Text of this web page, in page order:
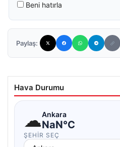
Beni hatırla
Paylaş:
Hava Durumu
☁Ankara
NaN°C
ŞEHIR SEÇ